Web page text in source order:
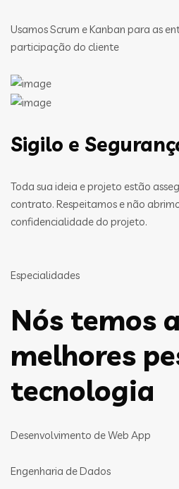
Usamos Scrum e Kanban para as
participação do cliente
Sigilo e
Toda sua ideia e projeto estão
contrato. Respeitamos e não
confidencialidade do projeto.
Especialidades
Nós temos
melhores
tecnologia
Desenvolvimento de Web App
Engenharia de Dados